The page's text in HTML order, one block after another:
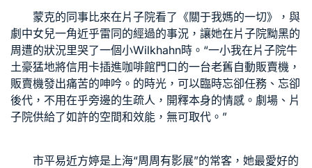
蒙克的同事比來在片子院看了《關于我媽的一切》，與
劇中女兒一角近乎雷同的經過的事況，讓她在片子院黝黑的
周遭的狀況里哭了一個小Wilkhahn時。“一小我在片子院牛
土豪猛地將信用卡插進咖啡館門口的一台老舊自動販賣機，
販賣機發出痛苦的呻吟。的時光，可以臨時忘卻任務、忘卻
後代，不用在乎旁邊的生疏人，開釋本身的情感。劇場、片
子院供給了如許的空間和效能，無可取代。”
市平易近方婷是上海“周周有影展”的常客，她最愛好的